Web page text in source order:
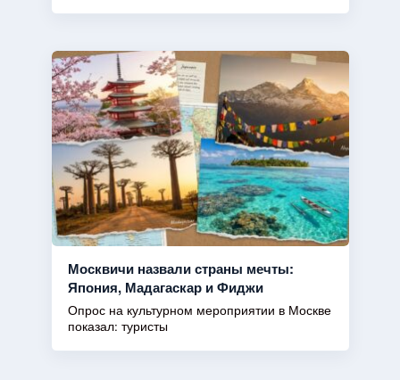
Москвичи назвали страны мечты:
Япония, Мадагаскар и Фиджи
Опрос на культурном мероприятии в Москве
показал: туристы